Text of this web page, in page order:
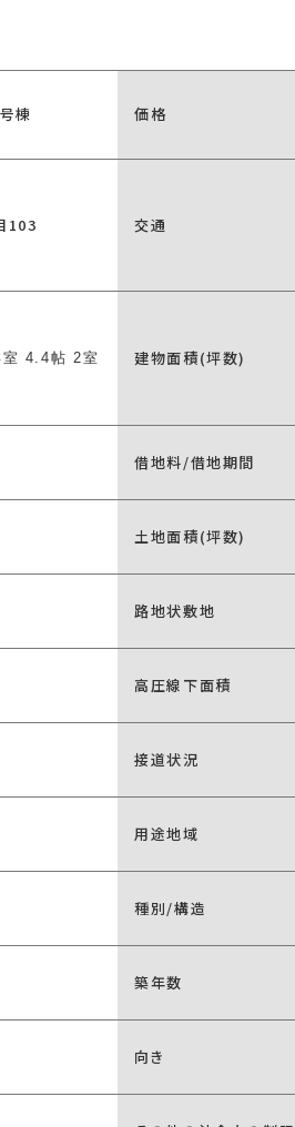
棟 価格
103 交通
室 4.4帖 2室 建物面積(坪数)
借地料/借地期間
土地面積(坪数)
路地状敷地
高圧線下面積
接道状況
用途地域
種別/構造
築年数
向き